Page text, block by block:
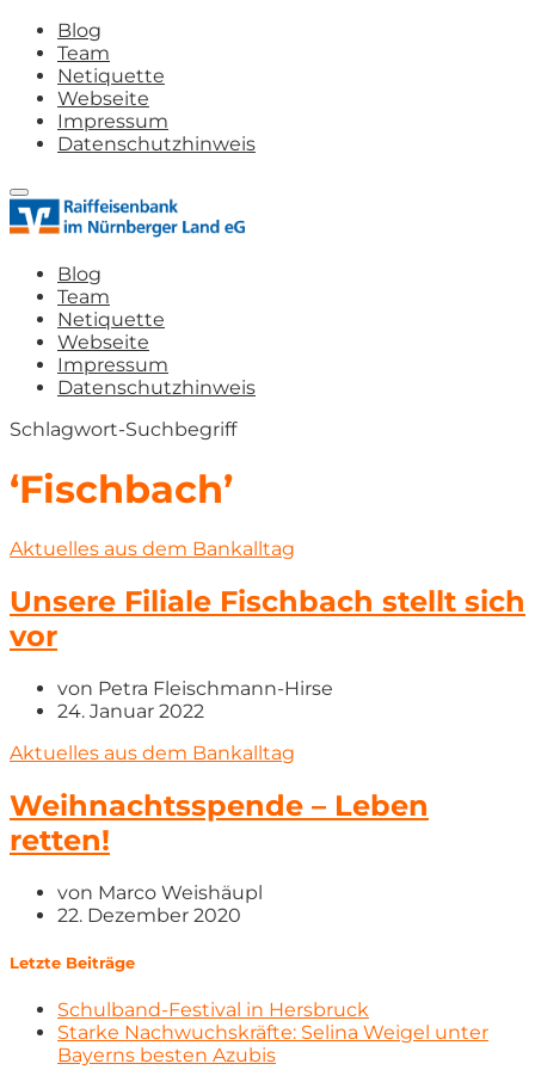
Blog
Team
Netiquette
Webseite
Impressum
Datenschutzhinweis
Blog
Team
Netiquette
Webseite
Impressum
Datenschutzhinweis
Schlagwort-Suchbegriff
‘Fischbach’
Aktuelles aus dem Bankalltag
Unsere Filiale Fischbach stellt sich
vor
von Petra Fleischmann-Hirse
24. Januar 2022
Aktuelles aus dem Bankalltag
Weihnachtsspende – Leben
retten!
von Marco Weishäupl
22. Dezember 2020
Letzte Beiträge
Schulband-Festival in Hersbruck
Starke Nachwuchskräfte: Selina Weigel unter
Bayerns besten Azubis